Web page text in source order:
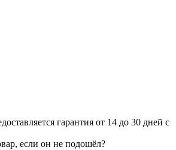
гарантия от 14 до 30 дней с
если он не подошёл?